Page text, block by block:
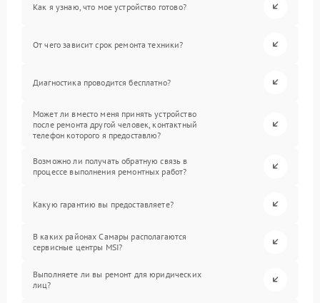
Как я узнаю, что мое устройство готово?
От чего зависит срок ремонта техники?
Диагностика проводится бесплатно?
Может ли вместо меня принять устройство
после ремонта другой человек, контактный
телефон которого я предоставлю?
Возможно ли получать обратную связь в
процессе выполнения ремонтных работ?
Какую гарантию вы предоставляете?
В каких районах Самары располагаются
сервисные центры MSI?
Выполняете ли вы ремонт для юридических
лиц?